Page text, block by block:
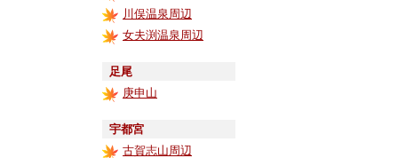
川俣温泉周辺
女夫渕温泉周辺
足尾
庚申山
宇都宮
古賀志山周辺